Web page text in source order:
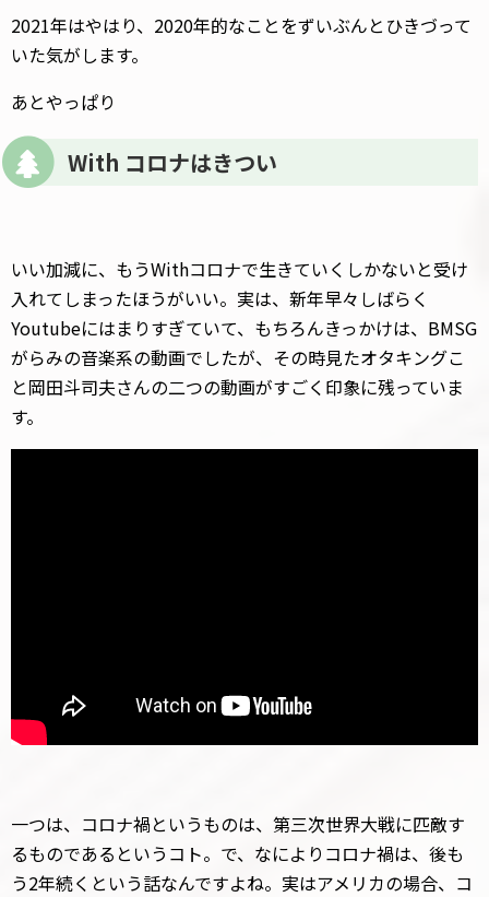
2021年はやはり、2020年的なことをずいぶんとひきづって
いた気がします。
あとやっぱり
With コロナはきつい
いい加減に、もうWithコロナで生きていくしかないと受け
入れてしまったほうがいい。実は、新年早々しばらく
Youtubeにはまりすぎていて、もちろんきっかけは、BMSG
がらみの音楽系の動画でしたが、その時見たオタキングこ
と岡田斗司夫さんの二つの動画がすごく印象に残っていま
す。
一つは、コロナ禍というものは、第三次世界大戦に匹敵す
るものであるというコト。で、なによりコロナ禍は、後も
う2年続くという話なんですよね。実はアメリカの場合、コ